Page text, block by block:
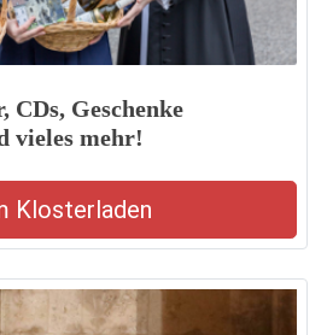
CDs, Geschenke
vieles mehr!
Klosterladen